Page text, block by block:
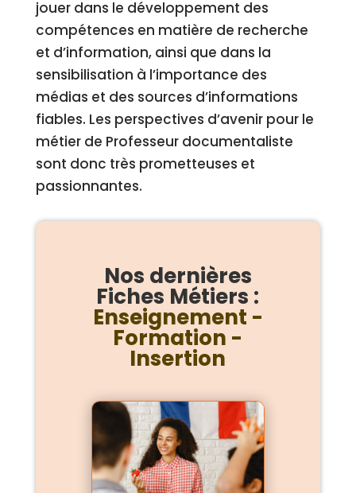
jouer dans le développement des
compétences en matière de recherche
et d’information, ainsi que dans la
sensibilisation à l’importance des
médias et des sources d’informations
fiables. Les perspectives d’avenir pour le
métier de Professeur documentaliste
sont donc très prometteuses et
passionnantes.
Nos dernières
Fiches Métiers :
Enseignement -
Formation -
Insertion